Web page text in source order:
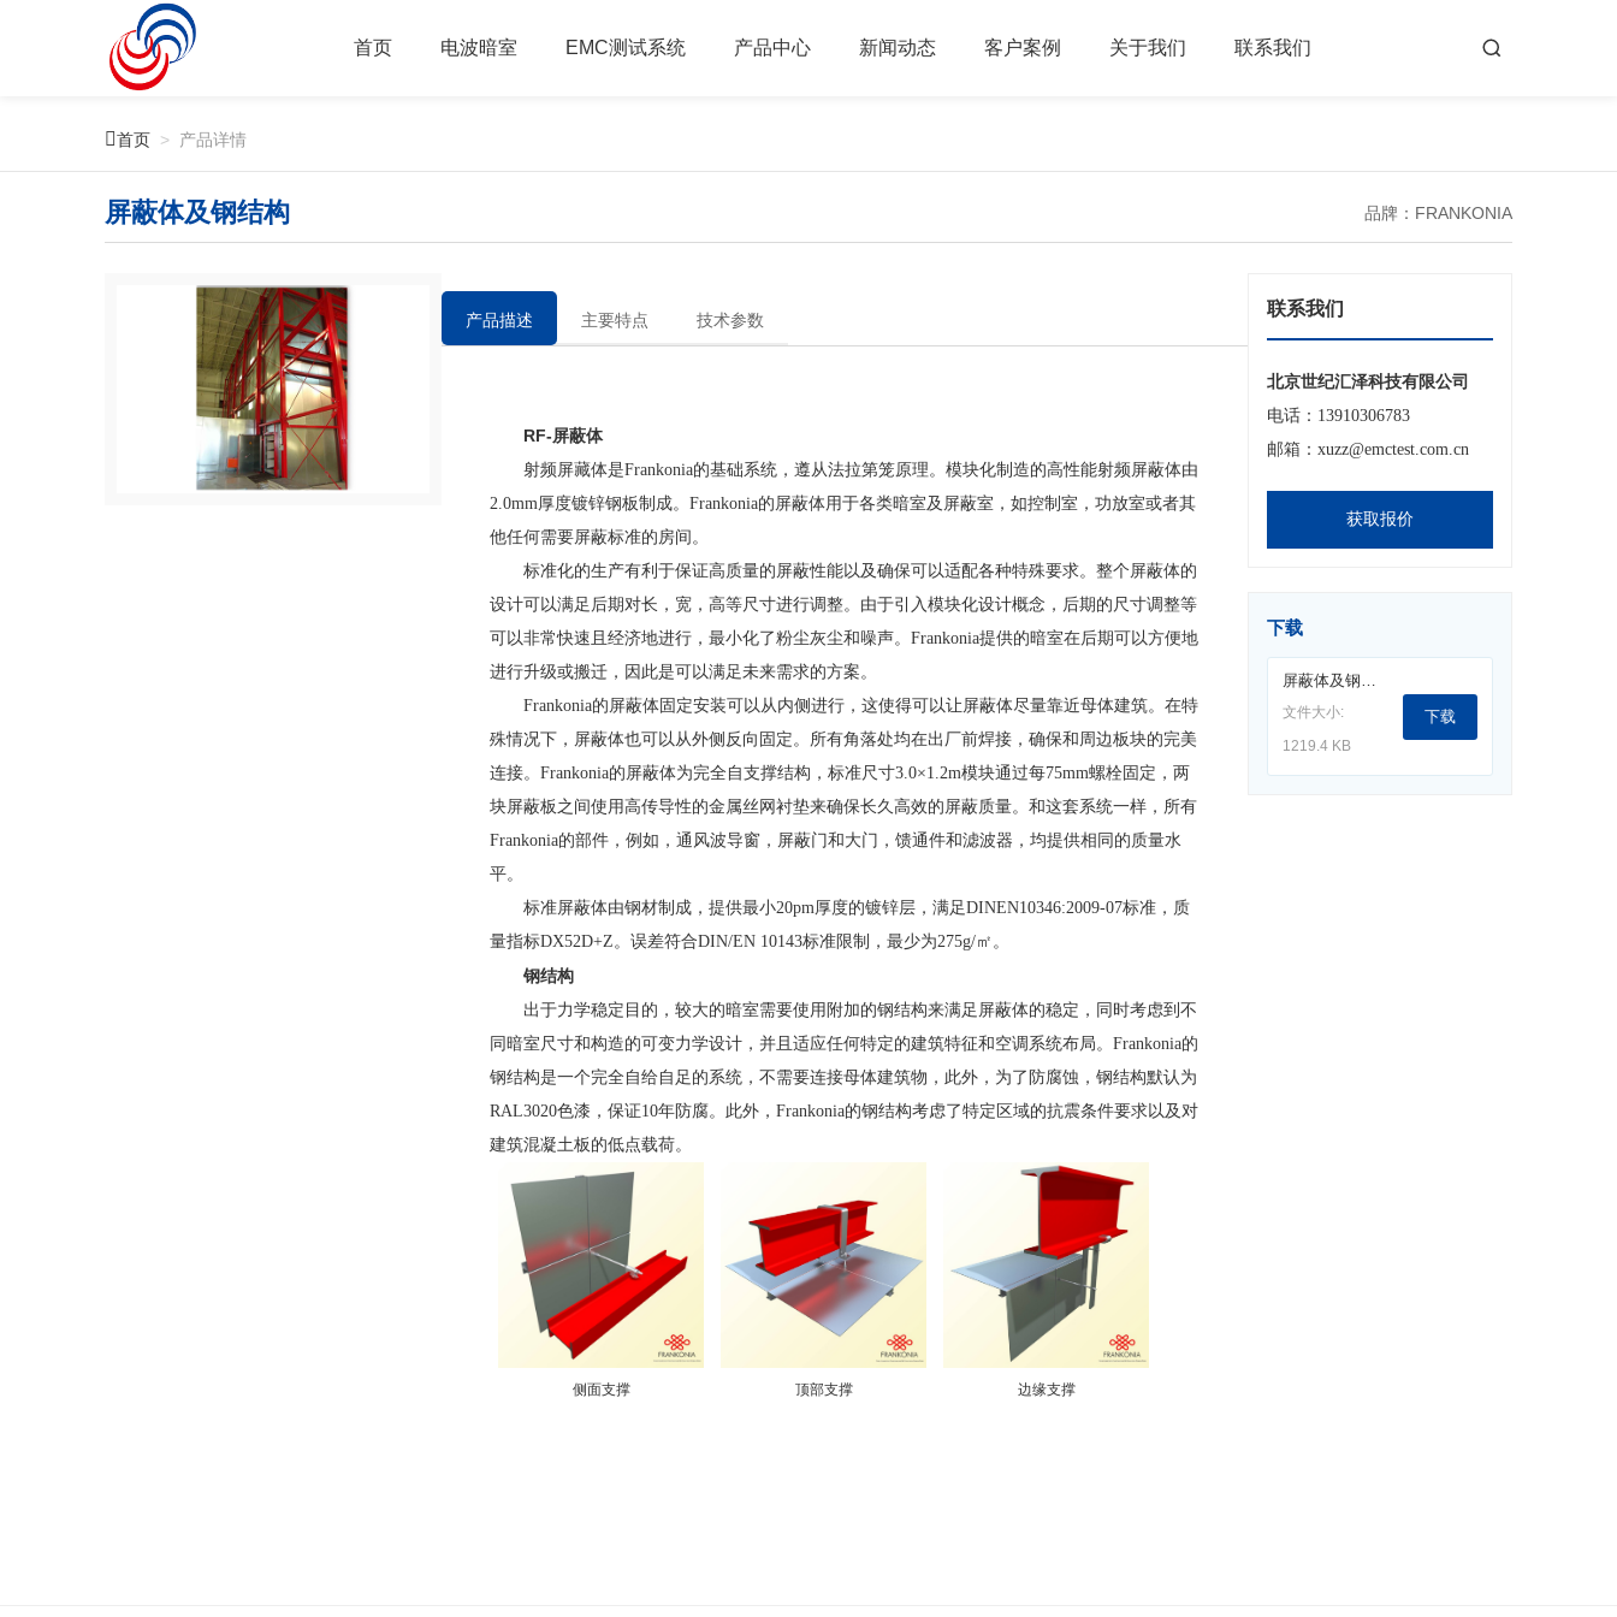
首页 电波暗室 EMC测试系统 产品中心 新闻动态 客户案例 关于我们 联系我们
首页 > 产品详情
屏蔽体及钢结构 品牌：FRANKONIA
产品描述 主要特点 技术参数
RF-屏蔽体
射频屏藏体是Frankonia的基础系统，遵从法拉第笼原理。模块化制造的高性能射频屏蔽体由
2.0mm厚度镀锌钢板制成。Frankonia的屏蔽体用于各类暗室及屏蔽室，如控制室，功放室或者其
他任何需要屏蔽标准的房间。
标准化的生产有利于保证高质量的屏蔽性能以及确保可以适配各种特殊要求。整个屏蔽体的
设计可以满足后期对长，宽，高等尺寸进行调整。由于引入模块化设计概念，后期的尺寸调整等
可以非常快速且经济地进行，最小化了粉尘灰尘和噪声。Frankonia提供的暗室在后期可以方便地
进行升级或搬迁，因此是可以满足未来需求的方案。
Frankonia的屏蔽体固定安装可以从内侧进行，这使得可以让屏蔽体尽量靠近母体建筑。在特
殊情况下，屏蔽体也可以从外侧反向固定。所有角落处均在出厂前焊接，确保和周边板块的完美
连接。Frankonia的屏蔽体为完全自支撑结构，标准尺寸3.0×1.2m模块通过每75mm螺栓固定，两
块屏蔽板之间使用高传导性的金属丝网衬垫来确保长久高效的屏蔽质量。和这套系统一样，所有
Frankonia的部件，例如，通风波导窗，屏蔽门和大门，馈通件和滤波器，均提供相同的质量水
平。
标准屏蔽体由钢材制成，提供最小20pm厚度的镀锌层，满足DINEN10346:2009-07标准，质
量指标DX52D+Z。误差符合DIN/EN 10143标准限制，最少为275g/㎡。
钢结构
出于力学稳定目的，较大的暗室需要使用附加的钢结构来满足屏蔽体的稳定，同时考虑到不
同暗室尺寸和构造的可变力学设计，并且适应任何特定的建筑特征和空调系统布局。Frankonia的
钢结构是一个完全自给自足的系统，不需要连接母体建筑物，此外，为了防腐蚀，钢结构默认为
RAL3020色漆，保证10年防腐。此外，Frankonia的钢结构考虑了特定区域的抗震条件要求以及对
建筑混凝土板的低点载荷。
侧面支撑 顶部支撑 边缘支撑
联系我们
北京世纪汇泽科技有限公司
电话：13910306783
邮箱：xuzz@emctest.com.cn
获取报价
下载
屏蔽体及钢结构.pdf
文件大小:
1219.4 KB
下载